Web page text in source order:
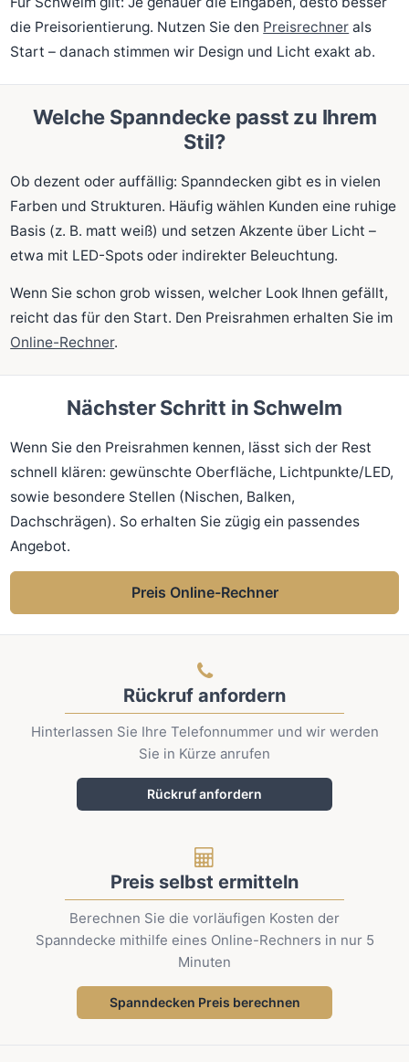
die Preisorientierung. Nutzen Sie den Preisrechner als
Start – danach stimmen wir Design und Licht exakt ab.
Welche Spanndecke passt zu Ihrem
Stil?
Ob dezent oder auffällig: Spanndecken gibt es in vielen
Farben und Strukturen. Häufig wählen Kunden eine ruhige
Basis (z. B. matt weiß) und setzen Akzente über Licht –
etwa mit LED-Spots oder indirekter Beleuchtung.
Wenn Sie schon grob wissen, welcher Look Ihnen gefällt,
reicht das für den Start. Den Preisrahmen erhalten Sie im
Online-Rechner.
Nächster Schritt in Schwelm
Wenn Sie den Preisrahmen kennen, lässt sich der Rest
schnell klären: gewünschte Oberfläche, Lichtpunkte/LED,
sowie besondere Stellen (Nischen, Balken,
Dachschrägen). So erhalten Sie zügig ein passendes
Angebot.
Preis Online-Rechner
Rückruf anfordern
Hinterlassen Sie Ihre Telefonnummer und wir werden
Sie in Kürze anrufen
Rückruf anfordern
Preis selbst ermitteln
Berechnen Sie die vorläufigen Kosten der
Spanndecke mithilfe eines Online-Rechners in nur 5
Minuten
Spanndecken Preis berechnen